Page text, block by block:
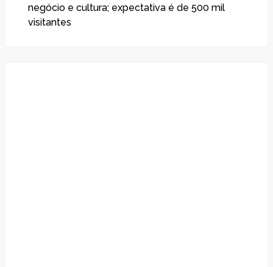
negócio e cultura; expectativa é de 500 mil
visitantes